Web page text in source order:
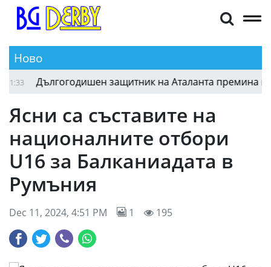
Ново
Дългогодишен защитник на Аталанта премина в
Ясни са съставите на
националните отбори
U16 за Балканиадата в
Румъния
Dec 11, 2024, 4:51 PM 1 195